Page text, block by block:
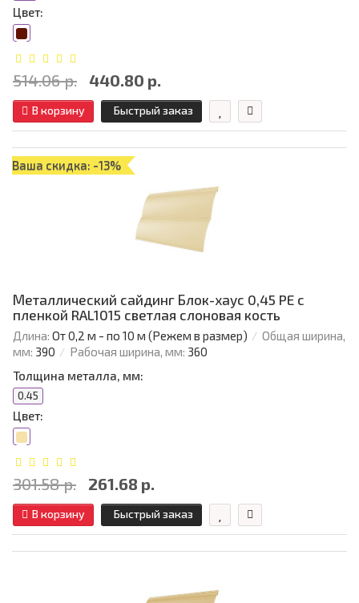
Цвет:
514.06 р. 440.80 р.
В корзину Быстрый заказ
Ваша скидка: -13%
Металлический сайдинг Блок-хаус 0,45 PE с
пленкой RAL1015 светлая слоновая кость
Длина: От 0,2 м - по 10 м (Режем в размер)
Общая ширина,
мм: 390 Рабочая ширина, мм: 360
Толщина металла, мм:
0.45
Цвет:
301.58 р. 261.68 р.
В корзину Быстрый заказ